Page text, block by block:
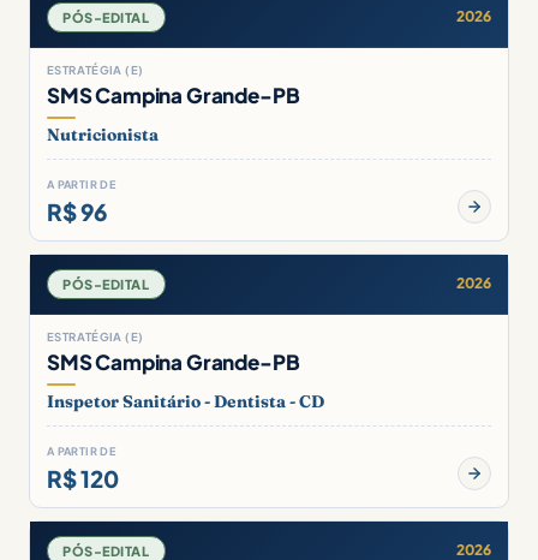
PÓS-EDITAL 2026
ESTRATÉGIA (E)
SMS Campina Grande-PB
Nutricionista
A PARTIR DE
R$ 96
PÓS-EDITAL 2026
ESTRATÉGIA (E)
SMS Campina Grande-PB
Inspetor Sanitário - Dentista - CD
A PARTIR DE
R$ 120
PÓS-EDITAL 2026